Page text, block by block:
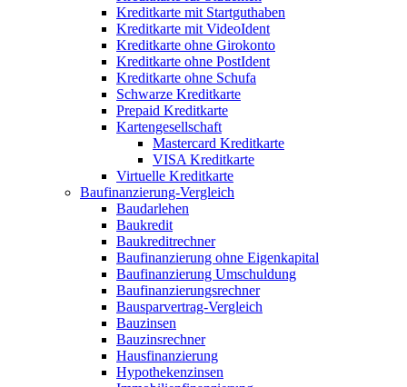
Kreditkarte mit Startguthaben
Kreditkarte mit VideoIdent
Kreditkarte ohne Girokonto
Kreditkarte ohne PostIdent
Kreditkarte ohne Schufa
Schwarze Kreditkarte
Prepaid Kreditkarte
Kartengesellschaft
Mastercard Kreditkarte
VISA Kreditkarte
Virtuelle Kreditkarte
Baufinanzierung-Vergleich
Baudarlehen
Baukredit
Baukreditrechner
Baufinanzierung ohne Eigenkapital
Baufinanzierung Umschuldung
Baufinanzierungsrechner
Bausparvertrag-Vergleich
Bauzinsen
Bauzinsrechner
Hausfinanzierung
Hypothekenzinsen